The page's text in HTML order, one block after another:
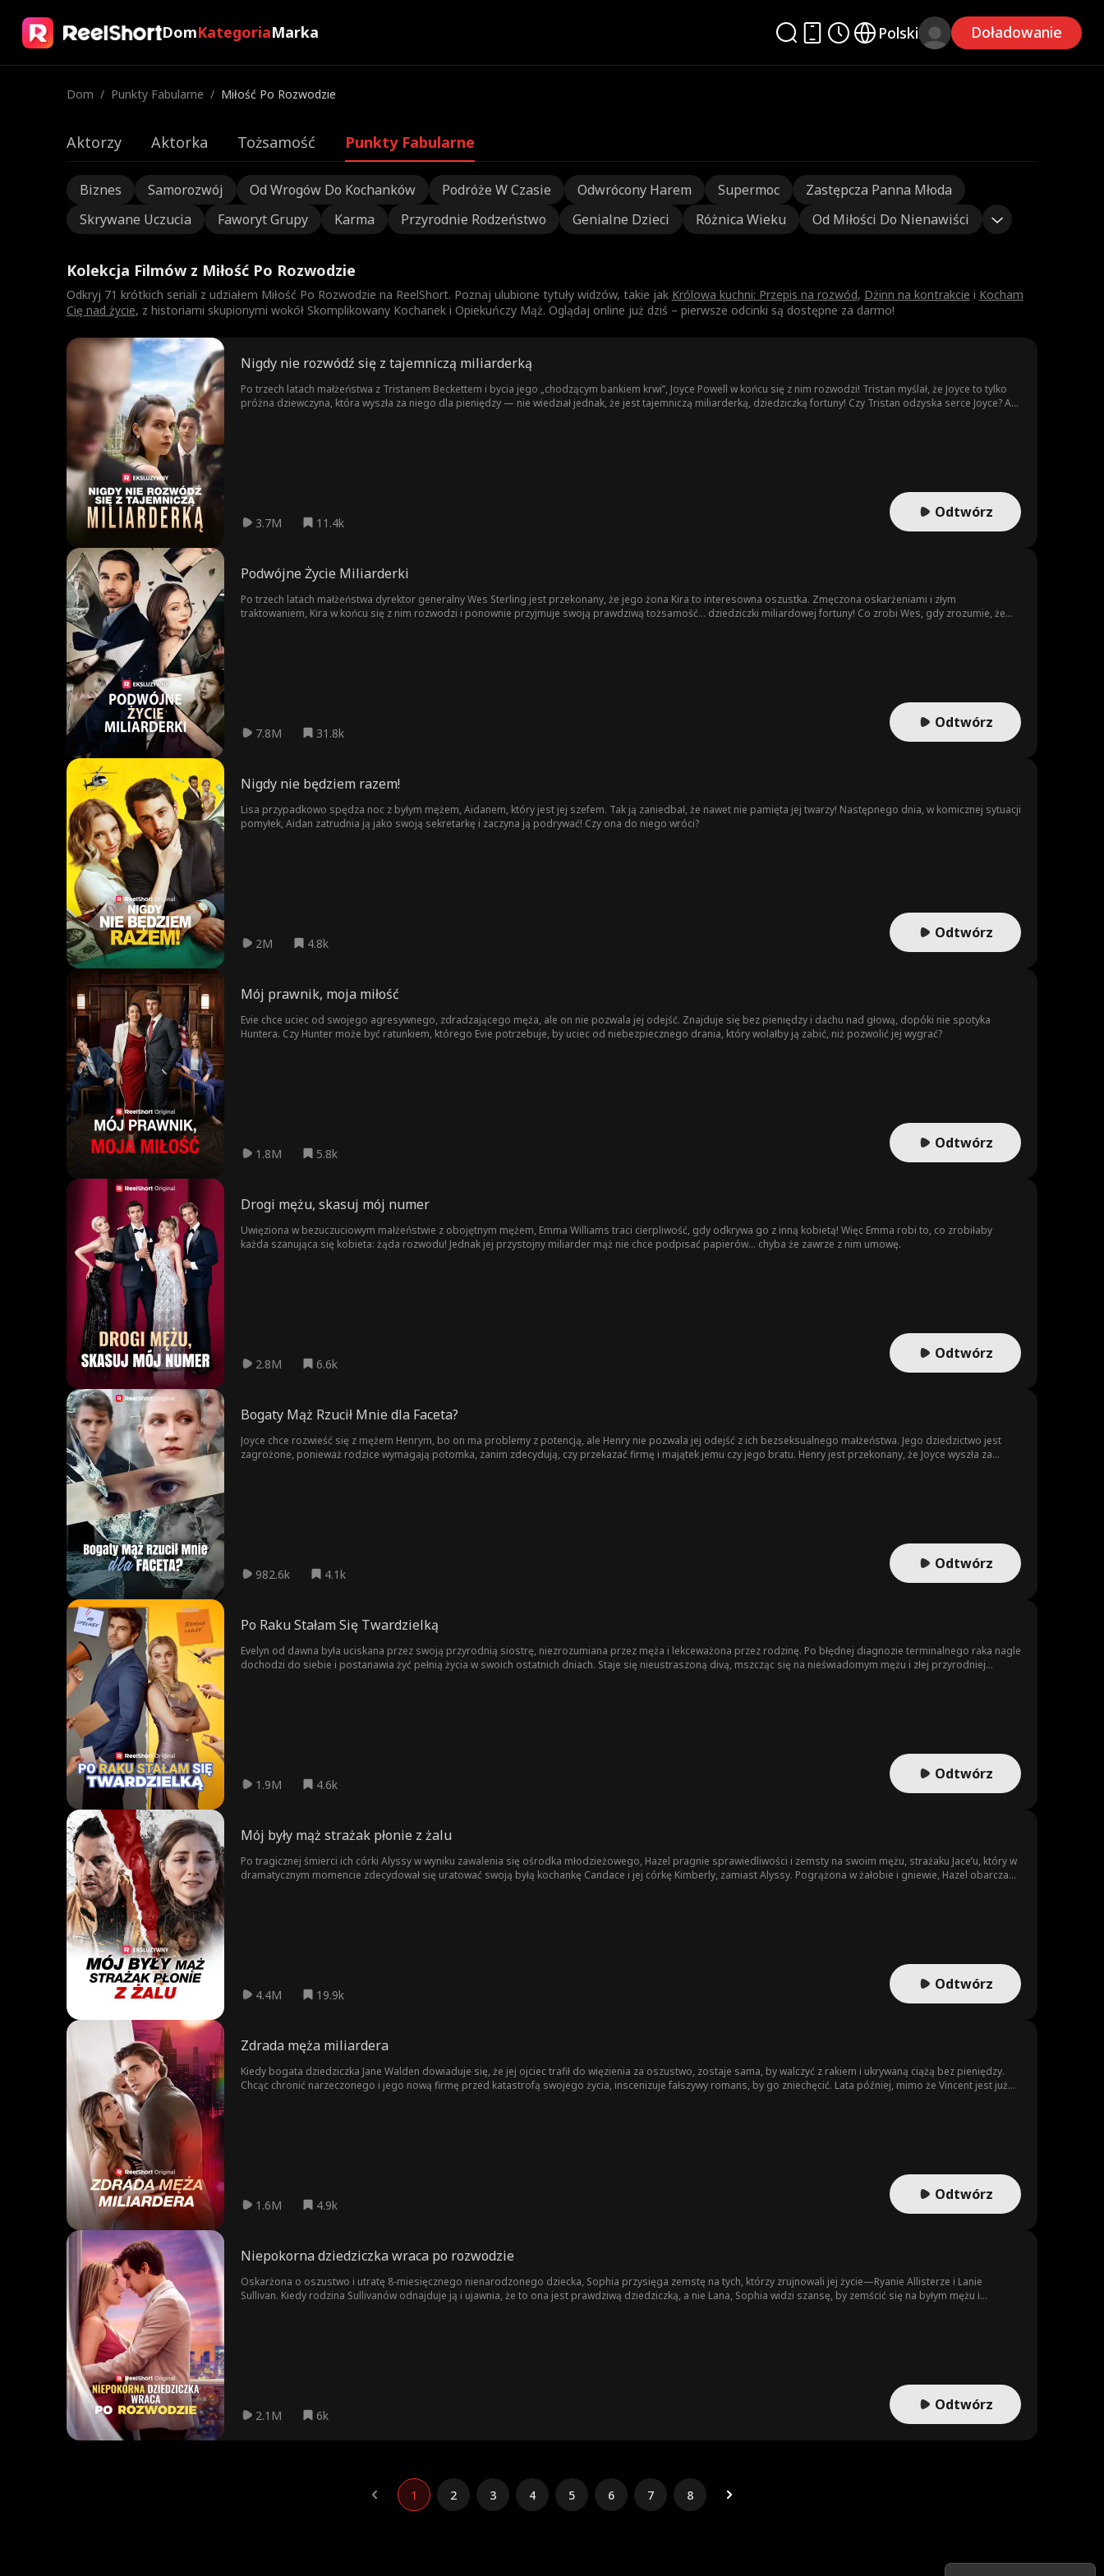
DomKategoriaMarka Polski Doładowanie
Dom / Punkty Fabularne / Miłość Po Rozwodzie
Aktorzy Aktorka Tożsamość Punkty Fabularne
Biznes Samorozwój Od Wrogów Do Kochanków Podróże W Czasie Odwrócony Harem Supermoc
Zastępcza Panna Młoda
Skrywane Uczucia
Faworyt Grupy Karma Przyrodnie Rodzeństwo Genialne Dzieci Różnica Wieku Od Miłości Do Nienawiści
Kolekcja Filmów z Miłość Po Rozwodzie
Odkryj 71 krótkich seriali z udziałem Miłość Po Rozwodzie na ReelShort. Poznaj ulubione tytuły widzów, takie jak Królowa kuchni: Przepis na rozwód, Dżinn na kontrakcie i Kocham
Cię nad życie, z historiami skupionymi wokół Skomplikowany Kochanek i Opiekuńczy Mąż. Oglądaj online już dziś – pierwsze odcinki są dostępne za darmo!
Nigdy nie rozwódź się z tajemniczą miliarderką
Po trzech latach małżeństwa z Tristanem Beckettem i bycia jego „chodzącym bankiem krwi”, Joyce Powell w końcu się z nim rozwodzi! Tristan myślał, że Joyce to tylko
próżna dziewczyna, która wyszła za niego dla pieniędzy — nie wiedział jednak, że jest tajemniczą miliarderką, dziedziczką fortuny! Czy Tristan odzyska serce Joyce? A
3.7M 11.4k
Odtwórz
Podwójne Życie Miliarderki
Po trzech latach małżeństwa dyrektor generalny Wes Sterling jest przekonany, że jego żona Kira to interesowna oszustka. Zmęczona oskarżeniami i złym
traktowaniem, Kira w końcu się z nim rozwodzi i ponownie przyjmuje swoją prawdziwą tożsamość… dziedziczki miliardowej fortuny! Co zrobi Wes, gdy zrozumie, że
7.8M 31.8k
Odtwórz
Nigdy nie będziem razem!
Lisa przypadkowo spędza noc z byłym mężem, Aidanem, który jest jej szefem. Tak ją zaniedbał, że nawet nie pamięta jej twarzy! Następnego dnia, w komicznej sytuacji
pomyłek, Aidan zatrudnia ją jako swoją sekretarkę i zaczyna ją podrywać! Czy ona do niego wróci?
2M 4.8k
Odtwórz
Mój prawnik, moja miłość
Evie chce uciec od swojego agresywnego, zdradzającego męża, ale on nie pozwala jej odejść. Znajduje się bez pieniędzy i dachu nad głową, dopóki nie spotyka
Huntera. Czy Hunter może być ratunkiem, którego Evie potrzebuje, by uciec od niebezpiecznego drania, który wolałby ją zabić, niż pozwolić jej wygrać?
1.8M 5.8k
Odtwórz
Drogi mężu, skasuj mój numer
Uwięziona w bezuczuciowym małżeństwie z obojętnym mężem, Emma Williams traci cierpliwość, gdy odkrywa go z inną kobietą! Więc Emma robi to, co zrobiłaby
każda szanująca się kobieta: żąda rozwodu! Jednak jej przystojny miliarder mąż nie chce podpisać papierów... chyba że zawrze z nim umowę.
2.8M 6.6k
Odtwórz
Bogaty Mąż Rzucił Mnie dla Faceta?
Joyce chce rozwieść się z mężem Henrym, bo on ma problemy z potencją, ale Henry nie pozwala jej odejść z ich bezseksualnego małżeństwa. Jego dziedzictwo jest
zagrożone, ponieważ rodzice wymagają potomka, zanim zdecydują, czy przekazać firmę i majątek jemu czy jego bratu. Henry jest przekonany, że Joyce wyszła za
982.6k 4.1k
Odtwórz
Po Raku Stałam Się Twardzielką
Evelyn od dawna była uciskana przez swoją przyrodnią siostrę, niezrozumiana przez męża i lekceważona przez rodzinę. Po błędnej diagnozie terminalnego raka nagle
dochodzi do siebie i postanawia żyć pełnią życia w swoich ostatnich dniach. Staje się nieustraszoną divą, mszcząc się na nieświadomym mężu i złej przyrodniej
1.9M 4.6k
Odtwórz
Mój były mąż strażak płonie z żalu
Po tragicznej śmierci ich córki Alyssy w wyniku zawalenia się ośrodka młodzieżowego, Hazel pragnie sprawiedliwości i zemsty na swoim mężu, strażaku Jace’u, który w
dramatycznym momencie zdecydował się uratować swoją byłą kochankę Candace i jej córkę Kimberly, zamiast Alyssy. Pogrążona w żałobie i gniewie, Hazel obarcza
4.4M 19.9k
Odtwórz
Zdrada męża miliardera
Kiedy bogata dziedziczka Jane Walden dowiaduje się, że jej ojciec trafił do więzienia za oszustwo, zostaje sama, by walczyć z rakiem i ukrywaną ciążą bez pieniędzy.
Chcąc chronić narzeczonego i jego nową firmę przed katastrofą swojego życia, inscenizuje fałszywy romans, by go zniechęcić. Lata później, mimo że Vincent jest już
1.6M 4.9k
Odtwórz
Niepokorna dziedziczka wraca po rozwodzie
Oskarżona o oszustwo i utratę 8-miesięcznego nienarodzonego dziecka, Sophia przysięga zemstę na tych, którzy zrujnowali jej życie—Ryanie Allisterze i Lanie
Sullivan. Kiedy rodzina Sullivanów odnajduje ją i ujawnia, że to ona jest prawdziwą dziedziczką, a nie Lana, Sophia widzi szansę, by zemścić się na byłym mężu i
2.1M 6k
Odtwórz
1 2 3 4 5 6 7 8